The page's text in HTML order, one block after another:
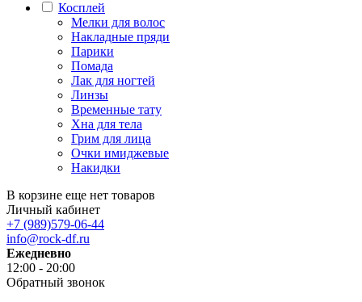
Косплей
Мелки для волос
Накладные пряди
Парики
Помада
Лак для ногтей
Линзы
Временные тату
Хна для тела
Грим для лица
Очки имиджевые
Накидки
В корзине еще нет товаров
Личный кабинет
+7 (989)579-06-44
info@rock-df.ru
Ежедневно
12:00 - 20:00
Обратный звонок